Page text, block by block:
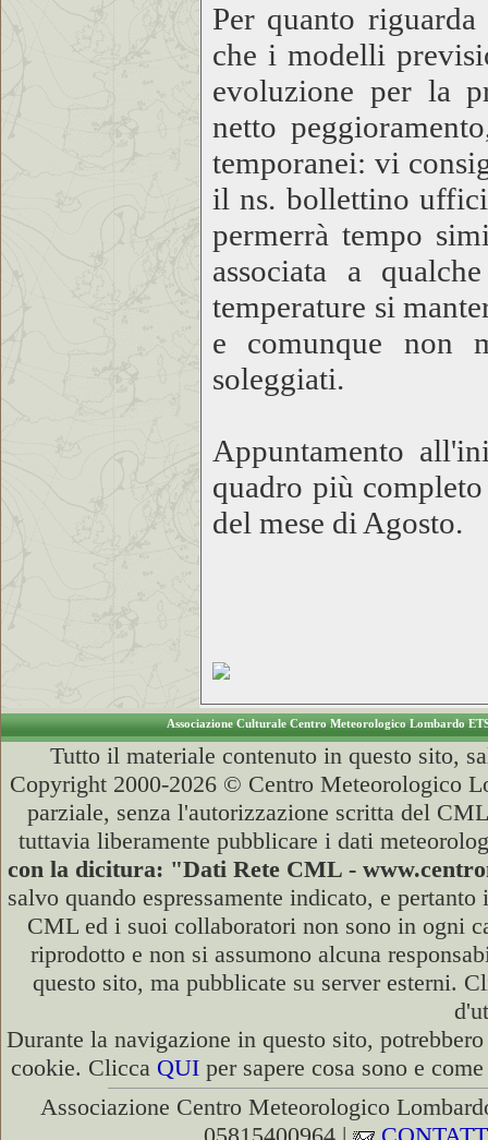
Per quanto
che i modelli
evoluzione per la
netto
temporanei: vi
il ns. bollettino
permerrà tempo
associata a
temperature si
e comunque non
soleggiati.
Appuntamento
quadro più
del mese di Agosto.
Associazione Culturale Centro Meteorologico Lombardo
Tutto il materiale contenuto in questo sito,
Copyright 2000-2026 © Centro Meteorologico
parziale, senza l'autorizzazione scritta del
tuttavia liberamente pubblicare i dati
con la dicitura: "Dati Rete CML -
salvo quando espressamente indicato, e
CML ed i suoi collaboratori non sono in ogni
riprodotto e non si assumono alcuna
questo sito, ma pubblicate su server esterni.
Durante la navigazione in questo sito,
cookie. Clicca QUI per sapere cosa sono e
Associazione Centro Meteorologico